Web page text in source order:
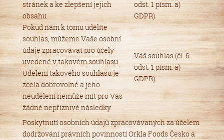
stránek a ke zlepšení jejich
obsahu
odst. 1 písm. a)
GDPR)
Pokud nám k tomu udělíte
souhlas, můžeme Vaše osobní
údaje zpracovávat pro účely
uvedené v takovém souhlasu.
Udělení takového souhlasu je
zcela dobrovolné a jeho
neudělení nemůže mít pro Vás
žádné nepříznivé následky.
Váš souhlas (čl. 6
odst. 1 písm. a)
GDPR)
Poskytnutí osobních údajů zpracovávaných za účelem
dodržování právních povinností Orkla Foods Česko a